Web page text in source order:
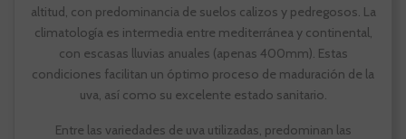
altitud, con predominancia de suelos calizos y pedregosos. La
climatología es intermedia entre mediterránea y continental,
con escasas lluvias anuales (apenas 400mm). Estas
condiciones facilitan un óptimo proceso de maduración de la
uva, así como su excelente estado sanitario.
Entre las variedades de uva utilizadas, predominan las